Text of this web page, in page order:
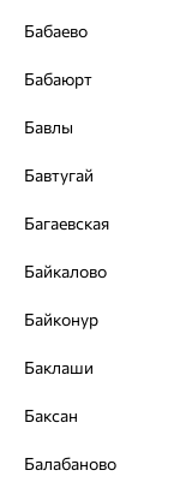
Бабаево
Бабаюрт
Бавлы
Бавтугай
Багаевская
Байкалово
Байконур
Баклаши
Баксан
Балабаново